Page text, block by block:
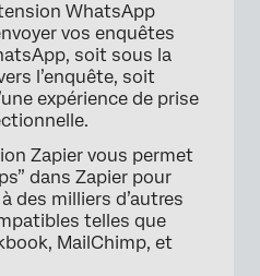
WhatsApp
vos enquêtes
soit sous la
l’enquête, soit
expérience de prise
Zapier vous permet
dans Zapier pour
des milliers d’autres
telles que
MailChimp, et